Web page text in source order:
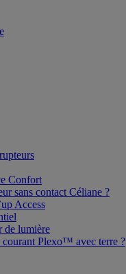
Confort
sans contact Céliane ?
Access
de lumière
courant Plexo™ avec terre ?